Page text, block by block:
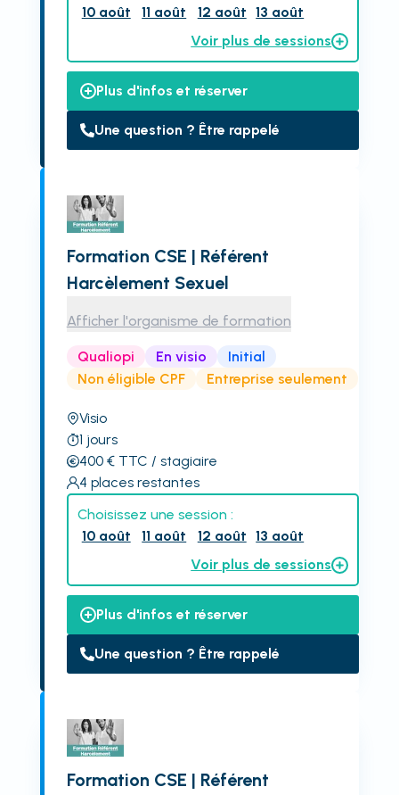
10 août
11 août 12 août 13 août
Voir plus de sessions
Plus d'infos et réserver
Une question ? Être rappelé
Formation CSE | Référent
Harcèlement Sexuel
Afficher l'organisme de formation
Qualiopi En visio
Initial
Non éligible CPF
Entreprise seulement
Visio
1 jours
400€ TTC / stagiaire
4 places restantes
Choisissez une session :
10 août
11 août 12 août 13 août
Voir plus de sessions
Plus d'infos et réserver
Une question ? Être rappelé
Formation CSE | Référent